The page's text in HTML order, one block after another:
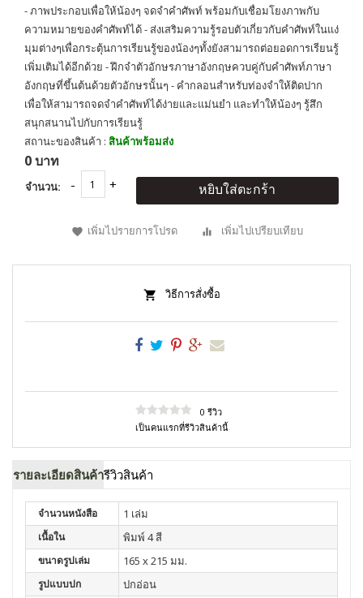
- ภาพประกอบเพื่อให้น้องๆ จดจำคำศัพท์ พร้อมกับเชื่อมโยงภาพกับ
ความหมายของคำศัพท์ได้ - ส่งเสริมความรู้รอบตัวเกี่ยวกับคำศัพท์ในแง่
มุมต่างๆเพื่อกระตุ้นการเรียนรู้ของน้องๆทั้งยังสามารถต่อยอดการเรียนรู้
เพิ่มเติมได้อีกด้วย - ฝึกจำตัวอักษรภาษาอังกฤษควบคู่กับคำศัพท์ภาษา
อังกฤษที่ขึ้นต้นด้วยตัวอักษรนั้นๆ - คำกลอนสำหรับท่องจำให้ติดปาก
เพื่อให้สามารถจดจำคำศัพท์ได้ง่ายและแม่นยำ และทำให้น้องๆ รู้สึก
สนุกสนานไปกับการเรียนรู้
สถานะของสินค้า : สินค้าพร้อมส่ง
0 บาท
จำนวน: หยิบใส่ตะกร้า
เพิ่มไปรายการโปรด เพิ่มไปเปรียบเทียบ
วิธีการสั่งซื้อ
0 รีวิว
เป็นคนแรกที่รีวิวสินค้านี้
รายละเอียดสินค้ารีวิวสินค้า
จำนวนหนังสือ 1 เล่ม
เนื้อใน พิมพ์ 4 สี
ขนาดรูปเล่ม 165 x 215 มม.
รูปแบบปก ปกอ่อน